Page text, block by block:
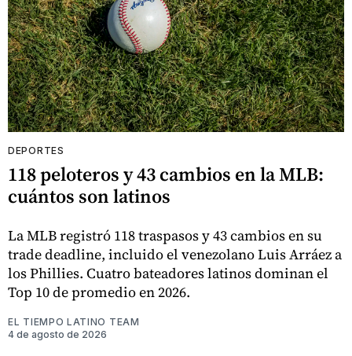
DEPORTES
118 peloteros y 43 cambios en la MLB:
cuántos son latinos
La MLB registró 118 traspasos y 43 cambios en su
trade deadline, incluido el venezolano Luis Arráez a
los Phillies. Cuatro bateadores latinos dominan el
Top 10 de promedio en 2026.
EL TIEMPO LATINO TEAM
4 de agosto de 2026